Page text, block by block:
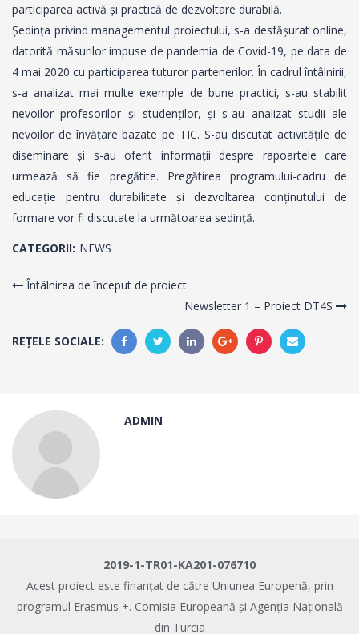
participarea activă și practică de dezvoltare durabilă.
Ședința privind managementul proiectului, s-a desfășurat online,
datorită măsurilor impuse de pandemia de Covid-19, pe data de
4 mai 2020 cu participarea tuturor partenerilor. În cadrul întâlnirii,
s-a analizat mai multe exemple de bune practici, s-au stabilit
nevoilor profesorilor și studenților, și s-au analizat studii ale
nevoilor de învățare bazate pe TIC. S-au discutat activitățile de
diseminare și s-au oferit informații despre rapoartele care
urmează să fie pregătite. Pregătirea programului-cadru de
educație pentru durabilitate și dezvoltarea conținutului de
formare vor fi discutate la următoarea sedință.
CATEGORII: NEWS
Întâlnirea de început de proiect
Newsletter 1 – Proiect DT4S
REȚELE SOCIALE:
ADMIN
2019-1-TR01-KA201-076710
Acest proiect este finanțat de către Uniunea Europenă, prin
programul Erasmus +. Comisia Europeană și Agenția Națională
din Turcia